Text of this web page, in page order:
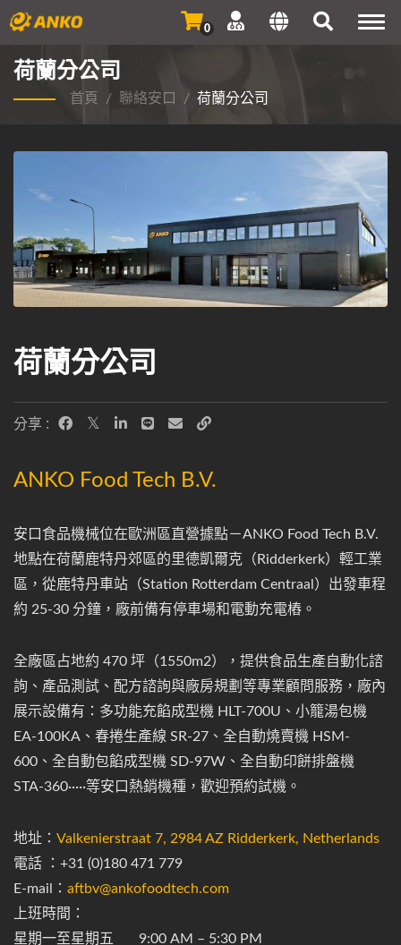
0
荷蘭分公司
首頁 / 聯絡安口 / 荷蘭分公司
荷蘭分公司
分享 :
ANKO Food Tech B.V.
安口食品機械位在歐洲區直營據點－ANKO Food Tech B.V.
地點在荷蘭鹿特丹郊區的里德凱爾克（Ridderkerk）輕工業
區，從鹿特丹車站（Station Rotterdam Centraal）出發車程
約 25-30 分鐘，廠前備有停車場和電動充電樁。
全廠區占地約 470 坪（1550m2），提供食品生產自動化諮
詢、產品測試、配方諮詢與廠房規劃等專業顧問服務，廠內
展示設備有：多功能充餡成型機 HLT-700U、小籠湯包機
EA-100KA、春捲生產線 SR-27、全自動燒賣機 HSM-
600、全自動包餡成型機 SD-97W、全自動印餅排盤機
STA-360·····等安口熱銷機種，歡迎預約試機。
地址： Valkenierstraat 7, 2984 AZ Ridderkerk, Netherlands
電話 ：​+31 (0)180 471 779
E-mail： aftbv@ankofoodtech.com
上班時間：
星期一至星期五 9:00 AM – 5:30 PM